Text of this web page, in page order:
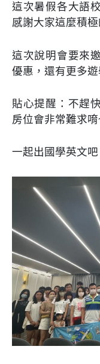
這次暑假各大語
感謝大家這麼積
這次說明會要來
優惠，還有更多遊
貼心提醒：不趕
房位會非常難求唷
一起出國學英文吧